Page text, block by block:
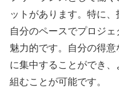
ットがあります。特に、
自分のペースでプロジ
魅力的です。自分の得
に集中することができ
組むことが可能です。